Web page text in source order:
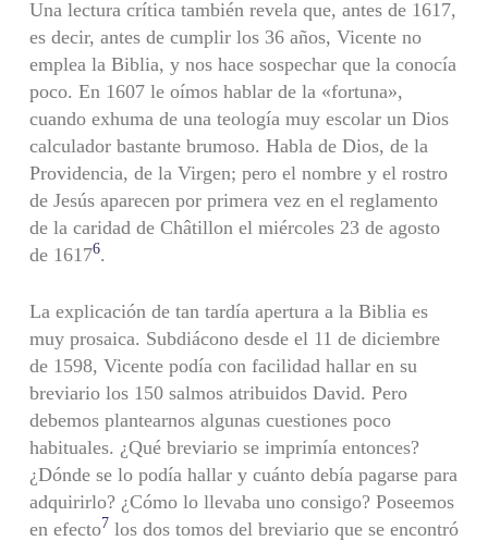
Una lectura crítica también revela que, antes de 1617,
es decir, antes de cumplir los 36 años, Vicente no
emplea la Biblia, y nos hace sospechar que la conocía
poco. En 1607 le oímos hablar de la «fortuna»,
cuando exhuma de una teología muy escolar un Dios
calculador bastante brumoso. Habla de Dios, de la
Providencia, de la Virgen; pero el nombre y el rostro
de Jesús aparecen por primera vez en el reglamento
de la caridad de Châtillon el miércoles 23 de agosto
de 16176.
La explicación de tan tardía apertura a la Biblia es
muy prosaica. Subdiácono desde el 11 de diciembre
de 1598, Vicente podía con facilidad hallar en su
breviario los 150 salmos atribuidos David. Pero
debemos plantearnos algunas cuestiones poco
habituales. ¿Qué breviario se imprimía entonces?
¿Dónde se lo podía hallar y cuánto debía pagarse para
adquirirlo? ¿Cómo lo llevaba uno consigo? Poseemos
en efecto7 los dos tomos del breviario que se encontró